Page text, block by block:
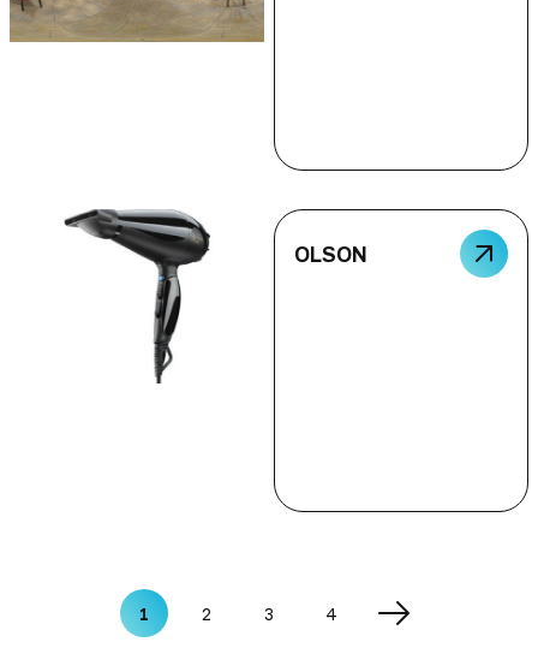
OLSON
1 2 3 4